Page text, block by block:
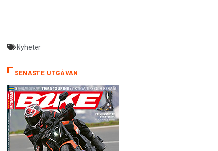
Nyheter
SENASTE UTGÅVAN